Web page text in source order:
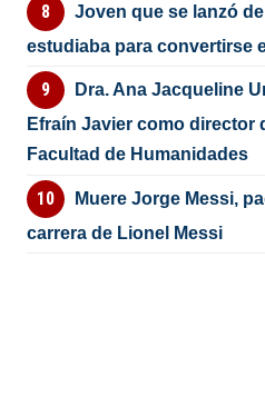
Joven que se lanzó
estudiaba para convertirse
Dra. Ana Jacqueline
Efraín Javier como director
Facultad de Humanidades
Muere Jorge Messi,
carrera de Lionel Messi